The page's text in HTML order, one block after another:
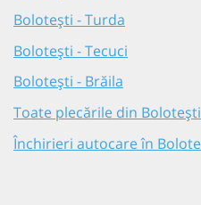
Bolotești - Turda
Bolotești - Tecuci
Bolotești - Brăila
Toate plecările din Bolotești
Închirieri autocare în